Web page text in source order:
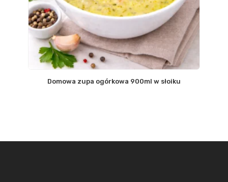
Domowa zupa ogórkowa 900ml w słoiku